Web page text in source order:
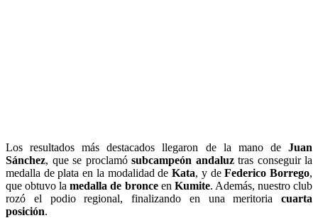
Los resultados más destacados llegaron de la mano de Juan
Sánchez, que se proclamó subcampeón andaluztras conseguir la
medalla de plata en la modalidad deKata, y deFederico Borrego,
que obtuvo lamedalla de bronceen Kumite. Además, nuestro club
rozó el podio regional, finalizando en una meritoria cuarta
posición.